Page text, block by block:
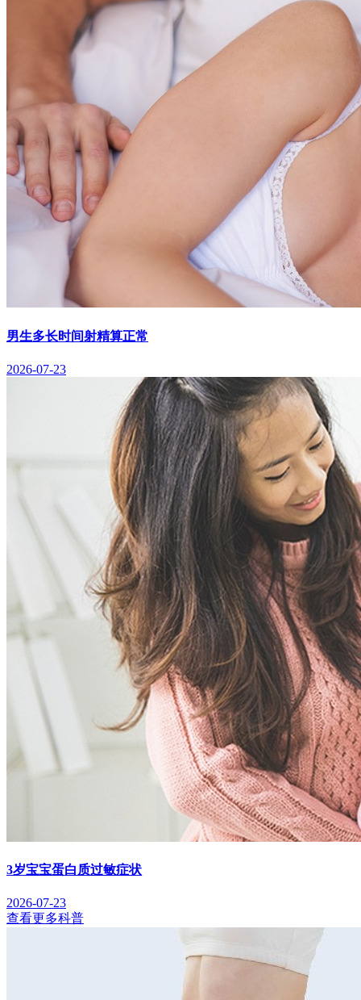
男生多长时间射精算正常
2026-07-23
3岁宝宝蛋白质过敏症状
2026-07-23
查看更多科普